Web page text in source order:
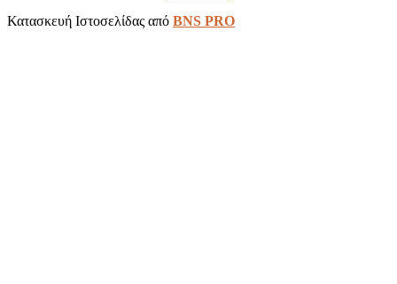
Κατασκευή Ιστοσελίδας από BNS PRO